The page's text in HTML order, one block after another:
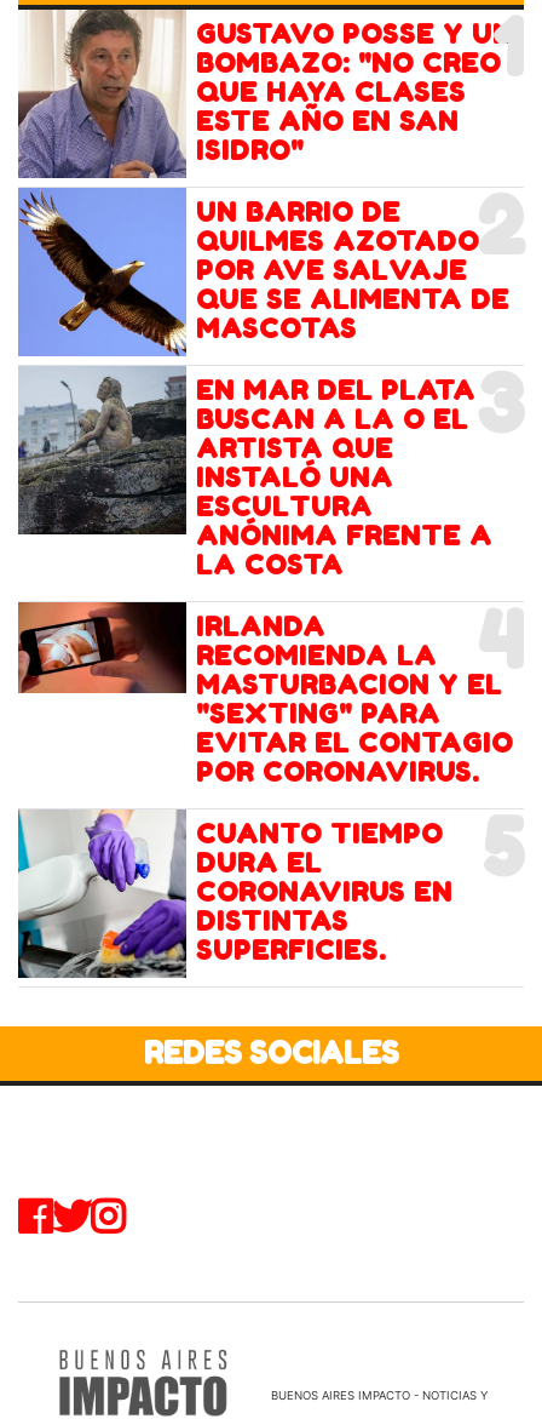
1
GUSTAVO POSSE Y UN
BOMBAZO: "NO CREO
QUE HAYA CLASES
ESTE AÑO EN SAN
ISIDRO"
2
UN BARRIO DE
QUILMES AZOTADO
POR AVE SALVAJE
QUE SE ALIMENTA DE
MASCOTAS
3
EN MAR DEL PLATA
BUSCAN A LA O EL
ARTISTA QUE
INSTALÓ UNA
ESCULTURA
ANÓNIMA FRENTE A
LA COSTA
4
IRLANDA
RECOMIENDA LA
MASTURBACION Y EL
"SEXTING" PARA
EVITAR EL CONTAGIO
POR CORONAVIRUS.
5
CUANTO TIEMPO
DURA EL
CORONAVIRUS EN
DISTINTAS
SUPERFICIES.
REDES SOCIALES
BUENOS AIRES IMPACTO - NOTICIAS Y